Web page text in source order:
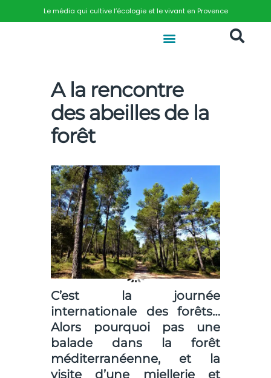
Le média qui cultive l’écologie et le vivant en Provence
A la rencontre
des abeilles de la
forêt
C’est la journée
internationale des forêts…
Alors pourquoi pas une
balade dans la forêt
méditerranéenne, et la
visite d’une miellerie et